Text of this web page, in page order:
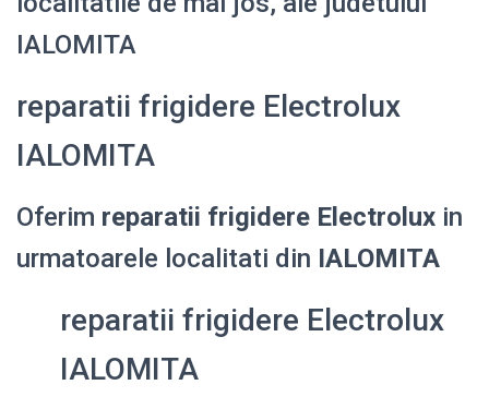
IALOMITA
reparatii frigidere Electrolux
IALOMITA
Oferim reparatii frigidere Electrolux in
urmatoarele localitati din IALOMITA
reparatii frigidere Electrolux
IALOMITA